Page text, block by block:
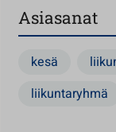
Asiasanat
kesä
liikuntaryhmä